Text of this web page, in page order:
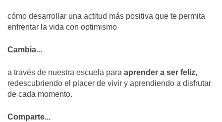
cómo desarrollar una actitud más positiva que te permita
enfrentar la vida con optimismo
Cambia...
a través de nuestra escuela para aprender a ser feliz,
redescubriendo el placer de vivir y aprendiendo a disfrutar
de cada momento.
Comparte...